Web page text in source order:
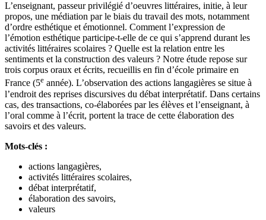
L’enseignant, passeur privilégié d’oeuvres littéraires, initie, à leur
propos, une médiation par le biais du travail des mots, notamment
d’ordre esthétique et émotionnel. Comment l’expression de
l’émotion esthétique participe-t-elle de ce qui s’apprend durant les
activités littéraires scolaires ? Quelle est la relation entre les
sentiments et la construction des valeurs ? Notre étude repose sur
trois corpus oraux et écrits, recueillis en fin d’école primaire en
France (5e année). L’observation des actions langagières se situe à
l’endroit des reprises discursives du débat interprétatif. Dans certains
cas, des transactions, co-élaborées par les élèves et l’enseignant, à
l’oral comme à l’écrit, portent la trace de cette élaboration des
savoirs et des valeurs.
Mots-clés :
actions langagières,
activités littéraires scolaires,
débat interprétatif,
élaboration des savoirs,
valeurs